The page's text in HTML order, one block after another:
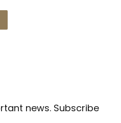
news. Subscribe